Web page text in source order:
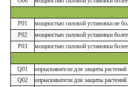
P01
мощностью силовой установки не
P02
мощностью силовой установки
P03
мощностью силовой установки
Q01
опрыскиватели для защиты
Q02
опрыскиватели для защиты